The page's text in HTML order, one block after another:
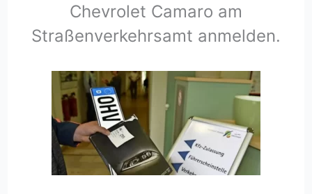
Chevrolet Camaro am
Straßenverkehrsamt anmelden.